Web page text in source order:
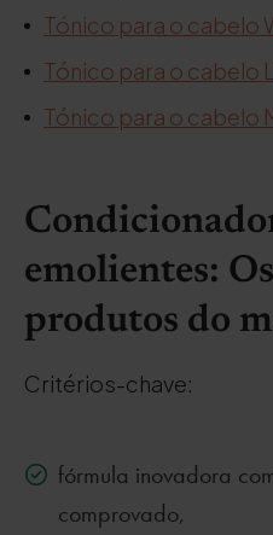
Tónico para o cabelo
Tónico para o cabelo
Tónico para o cabelo
emolientes:
produtos do
Critérios-chave:
fórmula inovadora
comprovado,